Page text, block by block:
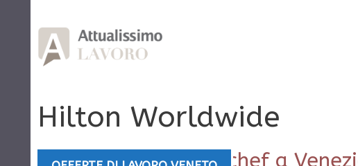
contenuto
Hilton Worldwide
Hilton assume uno chef a